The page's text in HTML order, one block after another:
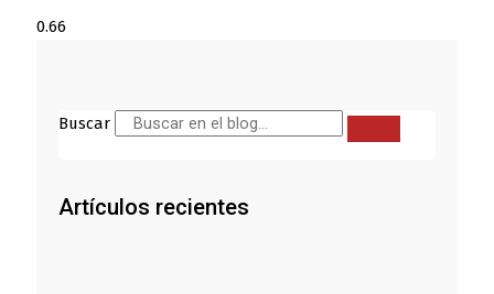
Buscar
Artículos recientes